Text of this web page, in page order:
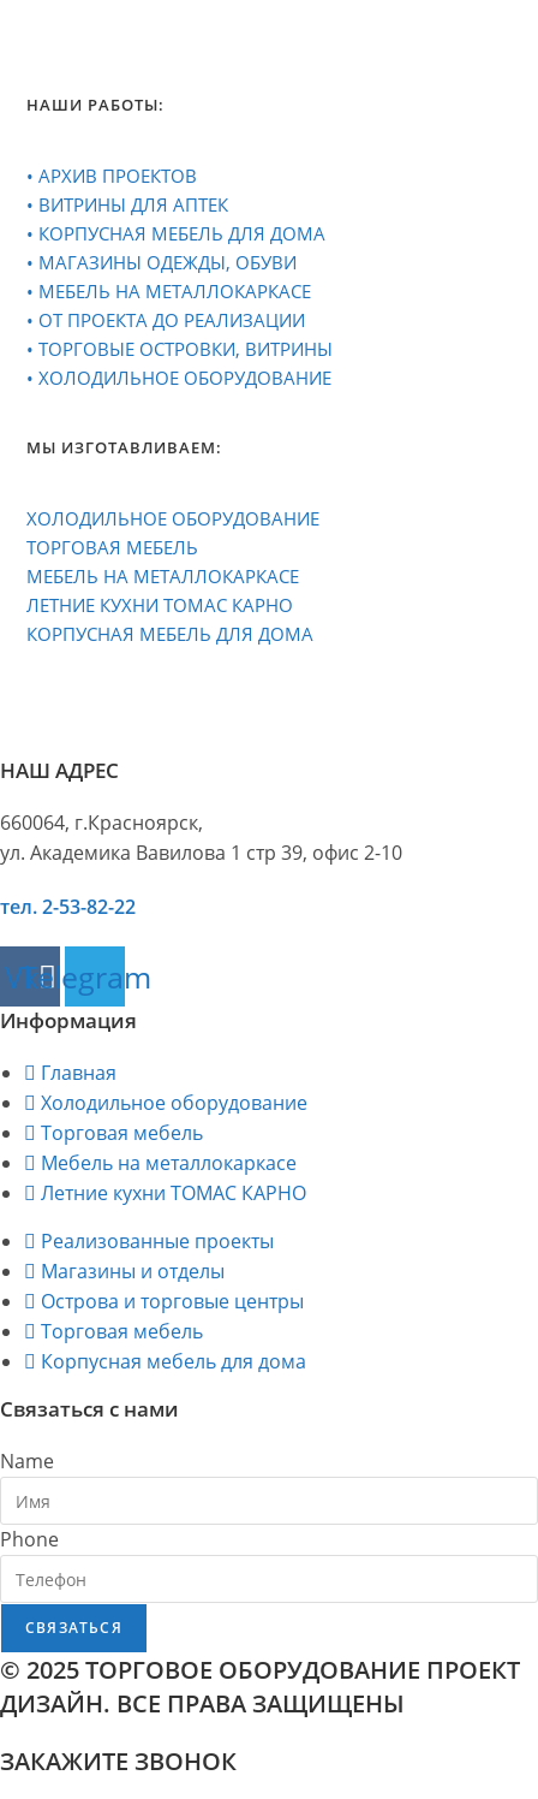
НАШИ РАБОТЫ:
• АРХИВ ПРОЕКТОВ
• ВИТРИНЫ ДЛЯ АПТЕК
• КОРПУСНАЯ МЕБЕЛЬ ДЛЯ ДОМА
• МАГАЗИНЫ ОДЕЖДЫ, ОБУВИ
• МЕБЕЛЬ НА МЕТАЛЛОКАРКАСЕ
• ОТ ПРОЕКТА ДО РЕАЛИЗАЦИИ
• ТОРГОВЫЕ ОСТРОВКИ, ВИТРИНЫ
• ХОЛОДИЛЬНОЕ ОБОРУДОВАНИЕ
МЫ ИЗГОТАВЛИВАЕМ:
ХОЛОДИЛЬНОЕ ОБОРУДОВАНИЕ
ТОРГОВАЯ МЕБЕЛЬ
МЕБЕЛЬ НА МЕТАЛЛОКАРКАСЕ
ЛЕТНИЕ КУХНИ ТОМАС КАРНО
КОРПУСНАЯ МЕБЕЛЬ ДЛЯ ДОМА
НАШ АДРЕС
660064, г.Красноярск,
ул. Академика Вавилова 1 стр 39, офис 2-10
тел. 2-53-82-22
VkTelegram
Информация
Главная
Холодильное оборудование
Торговая мебель
Мебель на металлокаркасе
Летние кухни ТОМАС КАРНО
Реализованные проекты
Магазины и отделы
Острова и торговые центры
Торговая мебель
Корпусная мебель для дома
Связаться с нами
Name
Phone
СВЯЗАТЬСЯ
© 2025 ТОРГОВОЕ ОБОРУДОВАНИЕ ПРОЕКТ
ДИЗАЙН. ВСЕ ПРАВА ЗАЩИЩЕНЫ
ЗАКАЖИТЕ ЗВОНОК